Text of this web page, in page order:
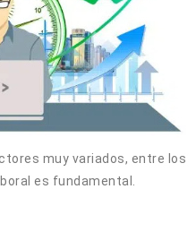
muy variados, entre los
es fundamental.